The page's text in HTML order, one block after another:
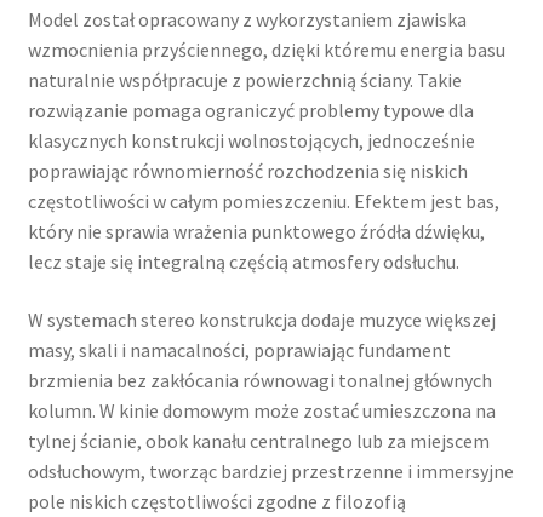
Model został opracowany z wykorzystaniem zjawiska
wzmocnienia przyściennego, dzięki któremu energia basu
naturalnie współpracuje z powierzchnią ściany. Takie
rozwiązanie pomaga ograniczyć problemy typowe dla
klasycznych konstrukcji wolnostojących, jednocześnie
poprawiając równomierność rozchodzenia się niskich
częstotliwości w całym pomieszczeniu. Efektem jest bas,
który nie sprawia wrażenia punktowego źródła dźwięku,
lecz staje się integralną częścią atmosfery odsłuchu.
W systemach stereo konstrukcja dodaje muzyce większej
masy, skali i namacalności, poprawiając fundament
brzmienia bez zakłócania równowagi tonalnej głównych
kolumn. W kinie domowym może zostać umieszczona na
tylnej ścianie, obok kanału centralnego lub za miejscem
odsłuchowym, tworząc bardziej przestrzenne i immersyjne
pole niskich częstotliwości zgodne z filozofią